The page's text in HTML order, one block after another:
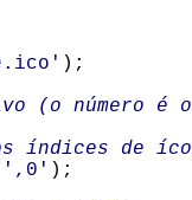
);
(o número é o
índices de
',0' );